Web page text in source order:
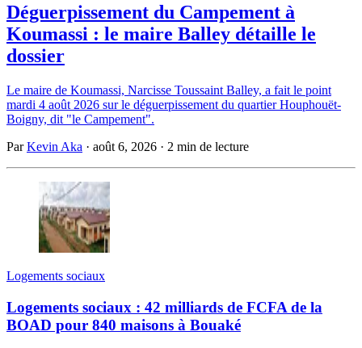
Déguerpissement du Campement à
Koumassi : le maire Balley détaille le
dossier
Le maire de Koumassi, Narcisse Toussaint Balley, a fait le point
mardi 4 août 2026 sur le déguerpissement du quartier Houphouët-
Boigny, dit "le Campement".
ParKevin Aka · août 6, 2026 · 2 min de lecture
Logements sociaux
Logements sociaux : 42 milliards de FCFA de la
BOAD pour 840 maisons à Bouaké